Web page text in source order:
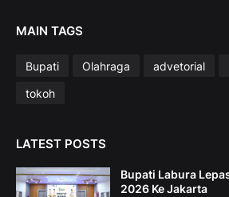
MAIN TAGS
Bupati Olahraga advetorial
tokoh
LATEST POSTS
Bupati Labura
2026 Ke Jakarta